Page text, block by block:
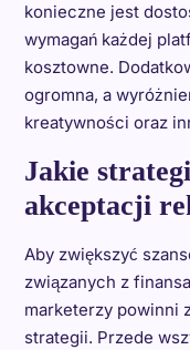
konieczne jest
wymagań każdej
kosztowne.
ogromna, a
kreatywności oraz
Jakie
akceptacji
Aby zwiększyć
związanych z
marketerzy powinni
strategii. Przede